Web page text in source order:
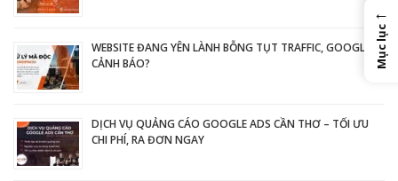
WEBSITE ĐANG YÊN LÀNH BỖNG TỤT TRAFFIC, GOOGLE
CẢNH BÁO?
DỊCH VỤ QUẢNG CÁO GOOGLE ADS CẦN THƠ – TỐI ƯU
CHI PHÍ, RA ĐƠN NGAY
←
Mục lục